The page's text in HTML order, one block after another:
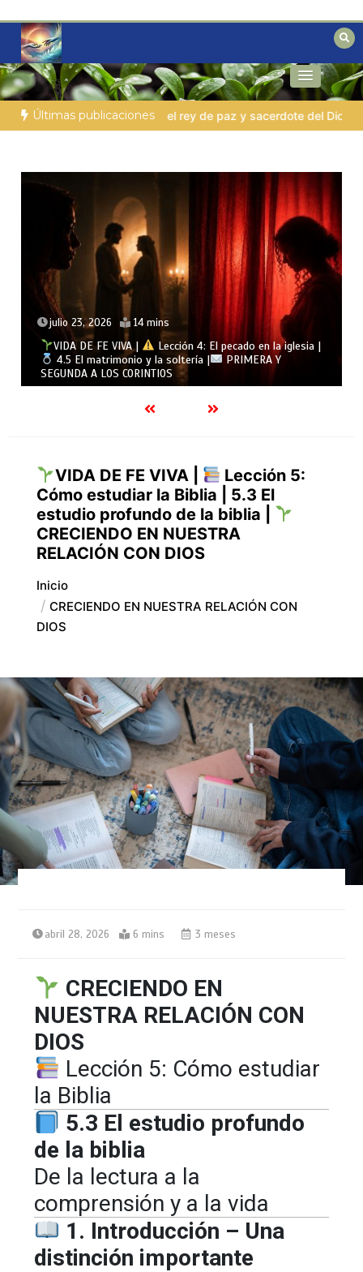
contenido
Fe para Hoy
Reflexiones bíblicas para personas en
búsqueda
Últimas publicaciones
del Dios Altísimo LA PERSONA BÍBLICA DEL DÍA |
pecado en la iglesia |
PRIMERA Y
julio 22, 2026 13 mins
VIDA DE FE VIVA |
Lección 4: El
4.4 El antídoto contra la
PRIMERA Y SEGUNDA A LOS
VIDA DE FE VIVA |
Lección 5:
Cómo estudiar la Biblia | 5.3 El
estudio profundo de la biblia |
CRECIENDO EN NUESTRA
RELACIÓN CON DIOS
Inicio
CRECIENDO EN NUESTRA RELACIÓN CON
DIOS
abril 28, 2026 6 mins 3 meses
CRECIENDO EN
NUESTRA RELACIÓN CON
DIOS
Lección 5: Cómo estudiar
la Biblia
5.3 El estudio profundo
de la biblia
De la lectura a la
comprensión y a la vida
1. Introducción – Una
distinción importante